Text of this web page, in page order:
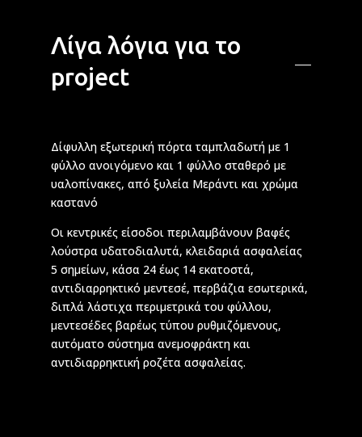
Λίγα λόγια για το
project
Δίφυλλη εξωτερική πόρτα ταμπλαδωτή με 1
φύλλο ανοιγόμενο και 1 φύλλο σταθερό με
υαλοπίνακες, από ξυλεία Μεράντι και χρώμα
καστανό
Οι κεντρικές είσοδοι περιλαμβάνουν βαφές
λούστρα υδατοδιαλυτά, κλειδαριά ασφαλείας
5 σημείων, κάσα 24 έως 14 εκατοστά,
αντιδιαρρηκτικό μεντεσέ, περβάζια εσωτερικά,
διπλά λάστιχα περιμετρικά του φύλλου,
μεντεσέδες βαρέως τύπου ρυθμιζόμενους,
αυτόματο σύστημα ανεμοφράκτη και
αντιδιαρρηκτική ροζέτα ασφαλείας.